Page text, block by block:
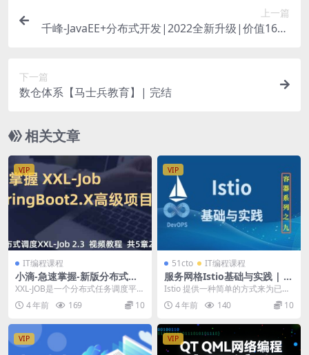
上一篇
千峰-JavaEE+分布式开发|2022全新升级|价值1680
下一篇
数仓体系【马士兵教育】| 完结
相关文章
VIP
IT编程课程
小滴-急速掌握-新版分布式调
度XXL-Job-SpringBoot2.X项
目实战
XXL-JOB是一个分布式任务调度平
台，其核心设计目标是开发迅速、
学习简单、轻量...
4 年前 169 10
VIP
51cto IT编程课程
服务网格Istio基础与实践 | 完
结
Istio 提供一种简单的方式来为已部
署的服务建立网络，该网络具有负
载均衡、服务...
4 年前 140 10
VIP VIP